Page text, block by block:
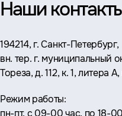
Наши
Адрес:
194214, г. Санкт-Петербург,
вн. тер. г. муниципальный
Тореза, д. 112, к. 1, литера
Режим работы: